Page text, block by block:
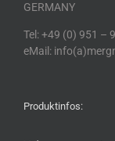
GERMANY
Tel: +49 (0) 951 –
eMail:
Produktinfos: